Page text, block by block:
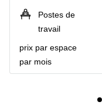
Postes de
travail
prix par espace
par mois